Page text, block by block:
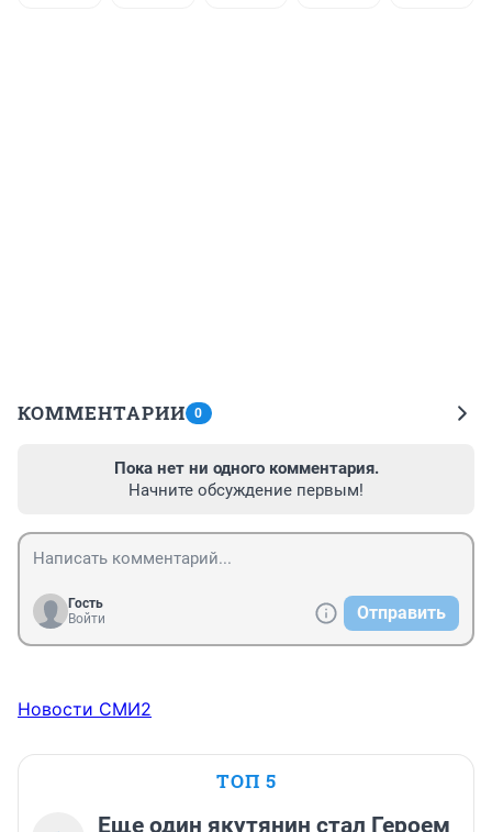
КОММЕНТАРИИ 0
Пока нет ни одного комментария.
Начните обсуждение первым!
Гость
Войти
Отправить
Новости СМИ2
ТОП 5
Еще один якутянин стал Героем